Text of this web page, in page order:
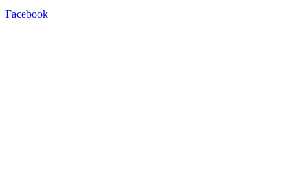
Facebook